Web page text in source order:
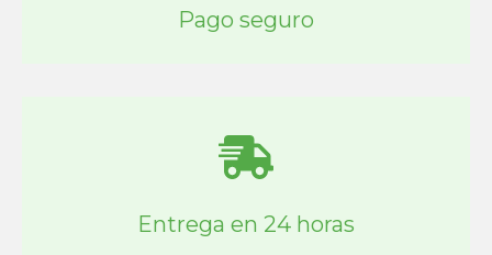
Pago seguro
Entrega en 24 horas